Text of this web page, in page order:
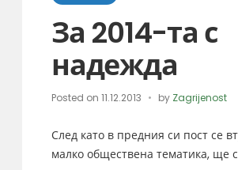
За 2014-та с
надежда
Posted on11.12.2013 by Zagrijenost
След като в предния си пост се
малко обществена тематика, ще